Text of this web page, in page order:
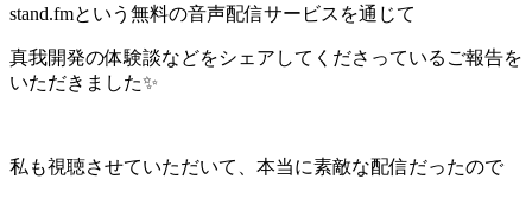
stand.fmという無料の音声配信サービスを通じて
真我開発の体験談などをシェアしてくださっているご報告を
いただきました✨
私も視聴させていただいて、本当に素敵な配信だったので